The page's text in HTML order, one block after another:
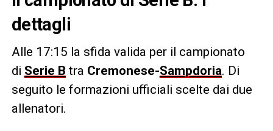
dettagli
Alle 17:15 la sfida valida per il campionato
di Serie B tra Cremonese-Sampdoria. Di
seguito le formazioni ufficiali scelte dai due
allenatori.